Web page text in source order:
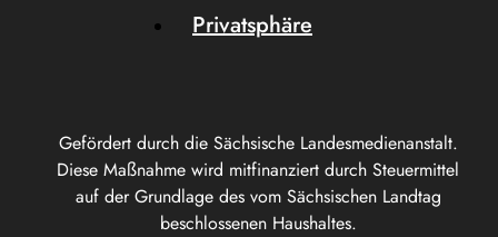
Gefördert durch die Sächsische Landesmedienanstalt.
Diese Maßnahme wird mitfinanziert durch Steuermittel
auf der Grundlage des vom Sächsischen Landtag
beschlossenen Haushaltes.
Privatsphäre